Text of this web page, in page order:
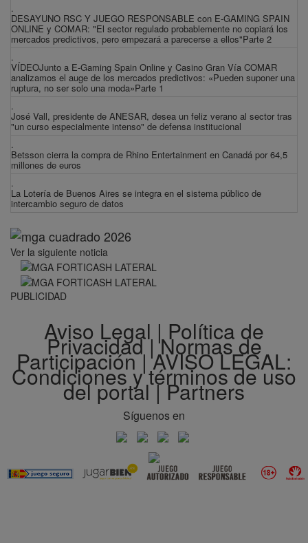
.
DESAYUNO RSC Y JUEGO RESPONSABLE con E-GAMING SPAIN
ONLINE y COMAR: "El sector regulado probablemente no copiará los
mercados predictivos, pero empezará a parecerse a ellos"Parte 2
.
VÍDEOJunto a E-Gaming Spain Online y Casino Gran Vía COMAR
analizamos el auge de los mercados predictivos: «Pueden suponer una
ruptura, no ser solo una moda»Parte 1
.
José Vall, presidente de ANESAR, desea un feliz verano al sector tras
"un curso especialmente intenso" de defensa institucional
.
Betsson cierra la compra de Rhino Entertainment en Canadá por 64,5
millones de euros
.
La Lotería de Buenos Aires se integra en el sistema público de
intercambio seguro de datos
Ver la siguiente noticia
PUBLICIDAD
Aviso Legal | Política de
Privacidad|Normas de
Participación|AVISO LEGAL:
Condiciones y términos de uso
del portal|Partners
Síguenos en